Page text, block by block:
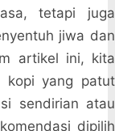
tetapi juga
jiwa dan
artikel ini, kita
kopi yang patut
sendirian atau
dipilih